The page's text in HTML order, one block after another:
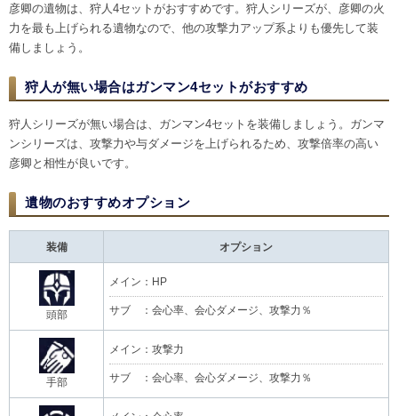
彦卿の遺物は、狩人4セットがおすすめです。狩人シリーズが、彦卿の火
力を最も上げられる遺物なので、他の攻撃力アップ系よりも優先して装
備しましょう。
狩人が無い場合はガンマン4セットがおすすめ
狩人シリーズが無い場合は、ガンマン4セットを装備しましょう。ガンマ
ンシリーズは、攻撃力や与ダメージを上げられるため、攻撃倍率の高い
彦卿と相性が良いです。
遺物のおすすめオプション
装備 オプション
頭部
メイン：HP
サブ ：会心率、会心ダメージ、攻撃力％
手部
メイン：攻撃力
サブ ：会心率、会心ダメージ、攻撃力％